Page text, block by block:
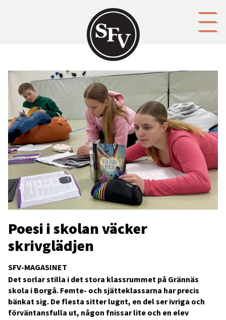
SFV-MAGASINET
Poesi i skolan väcker
skrivglädjen
Det sorlar stilla i det stora klassrummet på Grännäs
skola i Borgå. Femte- och sjätteklassarna har precis
bänkat sig. De flesta sitter lugnt, en del ser ivriga och
förväntansfulla ut, någon fnissar lite och en elev